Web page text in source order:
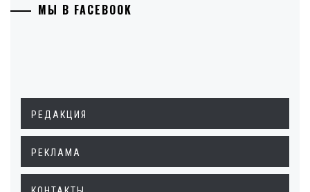
МЫ В FACEBOOK
РЕДАКЦИЯ
РЕКЛАМА